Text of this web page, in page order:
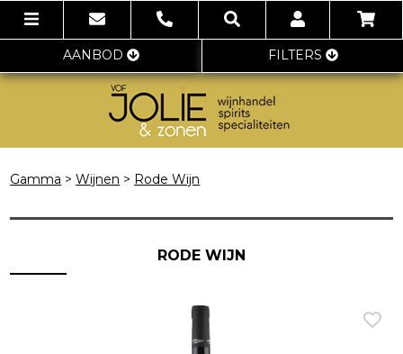
AANBOD FILTERS
Gamma >Wijnen > Rode Wijn
RODE WIJN